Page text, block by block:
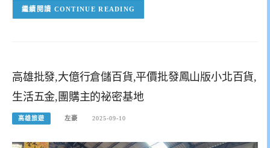
CONTINUE READING
高雄批發,大億行倉儲百貨,平價批發鳳山版小北百貨,
生活五金,團購主的祕密基地
高雄旅遊 左豪 2025-09-10